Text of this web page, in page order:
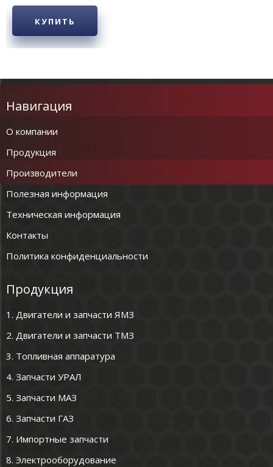
КУПИТЬ
Навигация
О компании
Продукция
Производители
Полезная информация
Техническая информация
Контакты
Политика конфиденциальности
Продукция
1. Двигатели и запчасти ЯМЗ
2. Двигатели и запчасти ТМЗ
3. Топливная аппаратура
4. Запчасти УРАЛ
5. Запчасти МАЗ
6. Запчасти ГАЗ
7. Импортные запчасти
8. Электрооборудование